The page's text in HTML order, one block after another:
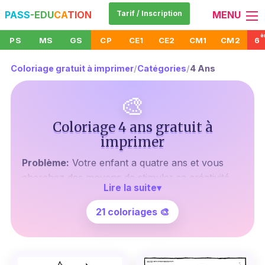
PASS-EDUCATION Tarif / Inscription MENU
PS MS GS CP CE1 CE2 CM1 CM2 6
Coloriage gratuit à imprimer/Catégories/4 Ans
🎨
Coloriage 4 ans gratuit à
imprimer
Problème: Votre enfant a quatre ans et vous
cherchez des moyens de stimuler sa créativité
sans dépenser une fortune ? Il peut être difficile
de trouver des activités gratuites qui soient à la
fois éducatives et amusantes.
Agitate:Imaginez votre petit artiste, crayon en
main, prêt à plonger dans un monde de couleurs
Lire la suite▾
21 coloriages 🎨